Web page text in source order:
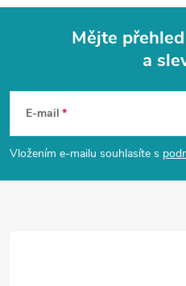
p
s
p
a
Mějte
a
E-mail
Vložením e-mailu souhlasíte s